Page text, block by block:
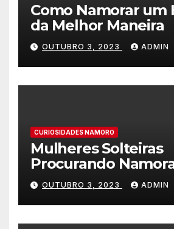
Como Namorar um
da Melhor Maneira
OUTUBRO 3, 2023 ADMIN
CURIOSIDADES NAMORO
Mulheres Solteiras
Procurando
para Encontrar o
OUTUBRO 3, 2023 ADMIN